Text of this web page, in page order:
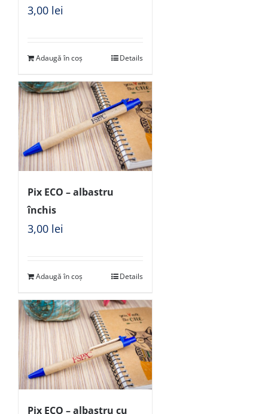
3,00 lei
Adaugă în coș Details
Pix ECO – albastru
închis
3,00 lei
Adaugă în coș Details
Pix ECO – albastru cu